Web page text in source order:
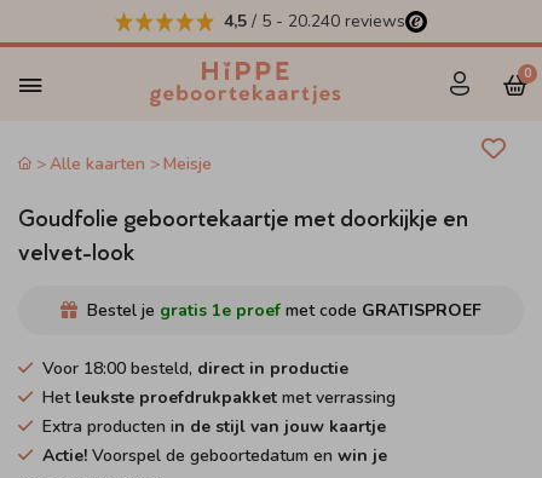
4,5 / 5 - 20.240 reviews
0
Alle kaarten Meisje
Goudfolie geboortekaartje met doorkijkje en
velvet-look
Bestel je gratis 1e proef met code GRATISPROEF
Voor 18:00 besteld, direct in productie
Het leukste proefdrukpakket met verrassing
Extra producten in de stijl van jouw kaartje
Actie! Voorspel de geboortedatum en win je